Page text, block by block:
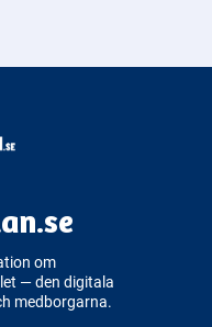
om
— den digitala
medborgarna.